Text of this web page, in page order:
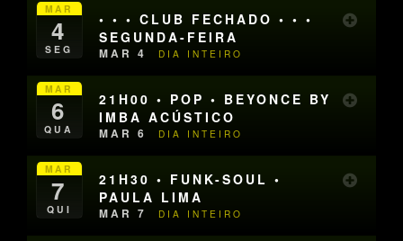
MAR
4
SEG
• • • CLUB FECHADO • • •
SEGUNDA-FEIRA
MAR 4 DIA INTEIRO
MAR
6
QUA
21H00 • POP • BEYONCE BY
IMBA ACÚSTICO
MAR 6 DIA INTEIRO
MAR
7
QUI
21H30 • FUNK-SOUL •
PAULA LIMA
MAR 7 DIA INTEIRO